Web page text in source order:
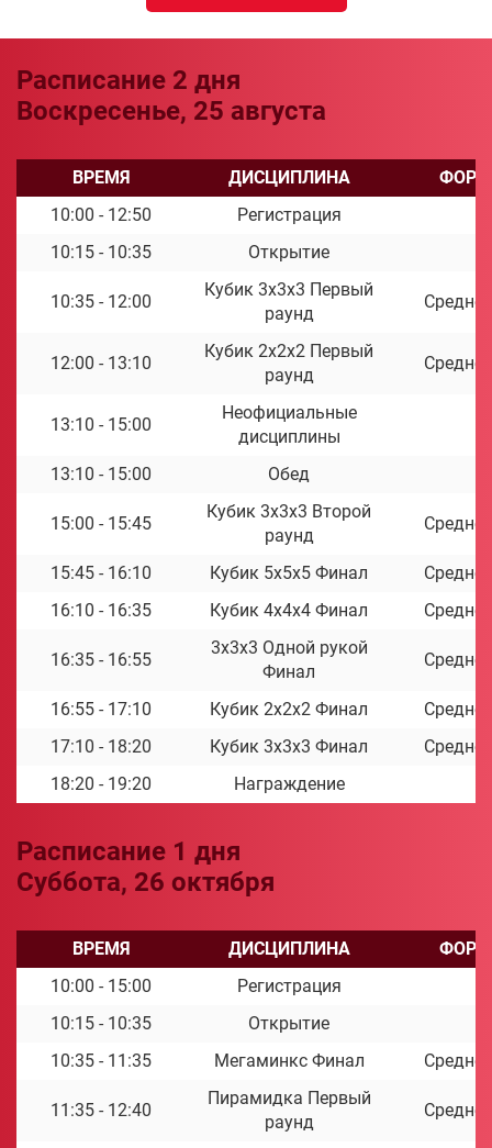
Скьюб 2000 ₽ 1500 ₽ 1000 ₽
3x3x3
Вслепую
2000 ₽
Расписание 2 дня
Воскресенье, 25 августа
ВРЕМЯ ДИСЦИПЛИНА
10:00 - 12:50
Регистрация
10:15 - 10:35
Открытие
10:35 - 12:00
Кубик 3x3x3 Первый
раунд
12:00 - 13:10
Кубик 2x2x2 Первый
раунд
13:10 - 15:00
Неофициальные
дисциплины
13:10 - 15:00
Обед
15:00 - 15:45
Кубик 3x3x3 Второй
раунд
15:45 - 16:10 Кубик 5x5x5 Финал
16:10 - 16:35
Кубик 4x4x4 Финал
16:35 - 16:55
3x3x3 Одной рукой
Финал
16:55 - 17:10 Кубик 2x2x2 Финал
17:10 - 18:20
Кубик 3x3x3 Финал
18:20 - 19:20
Награждение
Расписание 1 дня
Суббота, 26 октября
ВРЕМЯ ДИСЦИПЛИНА
10:00 - 15:00
Регистрация
10:15 - 10:35
Открытие
10:35 - 11:35
Мегаминкс Финал
11:35 - 12:40
Пирамидка Первый
раунд